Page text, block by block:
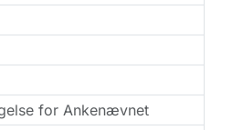
for Ankenævnet